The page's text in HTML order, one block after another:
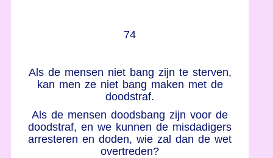
74
Als de mensen niet bang zijn te sterven,
kan men ze niet bang maken met de
doodstraf.
Als de mensen doodsbang zijn voor de
doodstraf, en we kunnen de misdadigers
arresteren en doden, wie zal dan de wet
overtreden?